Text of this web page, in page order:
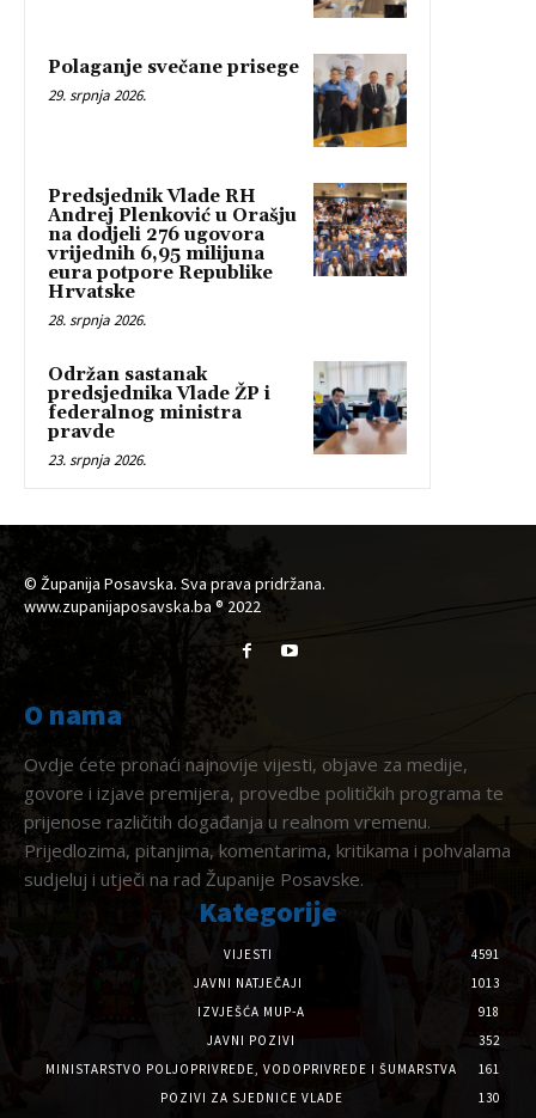
Polaganje svečane prisege
29. srpnja 2026.
Predsjednik Vlade RH
Andrej Plenković u Orašju
na dodjeli 276 ugovora
vrijednih 6,95 milijuna
eura potpore Republike
Hrvatske
28. srpnja 2026.
Održan sastanak
predsjednika Vlade ŽP i
federalnog ministra
pravde
23. srpnja 2026.
© Županija Posavska. Sva prava pridržana.
www.zupanijaposavska.ba ® 2022
O nama
Ovdje ćete pronaći najnovije vijesti, objave za medije,
govore i izjave premijera, provedbe političkih programa te
prijenose različitih događanja u realnom vremenu.
Prijedlozima, pitanjima, komentarima, kritikama i pohvalama
sudjeluj i utječi na rad Županije Posavske.
Kategorije
VIJESTI
4591
JAVNI NATJEČAJI
1013
IZVJEŠĆA MUP-A
918
JAVNI POZIVI
352
MINISTARSTVO POLJOPRIVREDE, VODOPRIVREDE I ŠUMARSTVA
161
POZIVI ZA SJEDNICE VLADE
130